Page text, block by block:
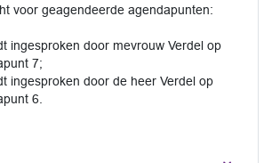
voor geagendeerde agendapunten:
ingesproken door mevrouw Verdel op
7;
ingesproken door de heer Verdel op
6.